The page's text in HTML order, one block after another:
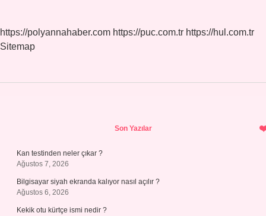
https://polyannahaber.com https://puc.com.tr https://hul.com.tr
Sitemap
Son Yazılar
Kan testinden neler çıkar ?
Ağustos 7, 2026
Bilgisayar siyah ekranda kalıyor nasıl açılır ?
Ağustos 6, 2026
Kekik otu kürtçe ismi nedir ?